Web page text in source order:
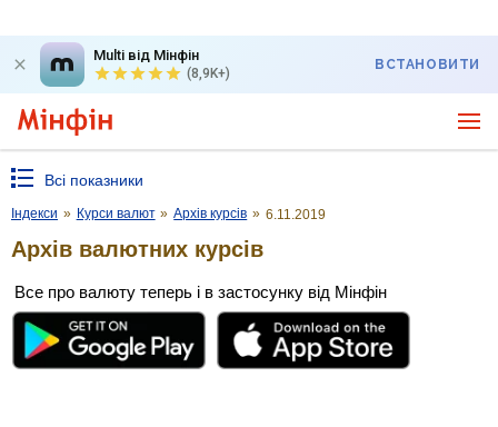
Multi від Мінфін
(8,9K+)
ВСТАНОВИТИ
Всі показники
Індекси » Курси валют » Архів курсів » 6.11.2019
Архів валютних курсів
Все про валюту теперь і в застосунку від Мінфін